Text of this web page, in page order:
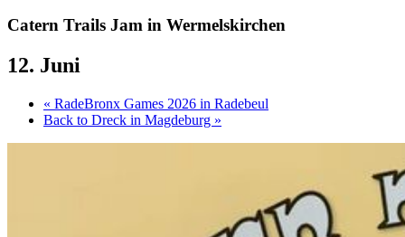
Catern Trails Jam in Wermelskirchen
12. Juni
« RadeBronx Games 2026 in Radebeul
Back to Dreck in Magdeburg »